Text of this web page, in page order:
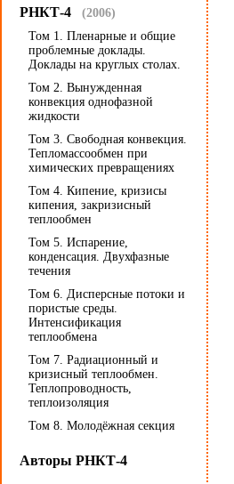
РНКТ-4 (2006)
Том 1. Пленарные и общие
проблемные доклады.
Доклады на круглых столах.
Том 2. Вынужденная
конвекция однофазной
жидкости
Том 3. Свободная конвекция.
Тепломассообмен при
химических превращениях
Том 4. Кипение, кризисы
кипения, закризисный
теплообмен
Том 5. Испарение,
конденсация. Двухфазные
течения
Том 6. Дисперсные потоки и
пористые среды.
Интенсификация
теплообмена
Том 7. Радиационный и
кризисный теплообмен.
Теплопроводность,
теплоизоляция
Том 8. Молодёжная секция
Авторы РНКТ-4